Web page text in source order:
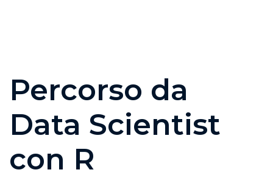
Percorso da
Data Scientist
con R